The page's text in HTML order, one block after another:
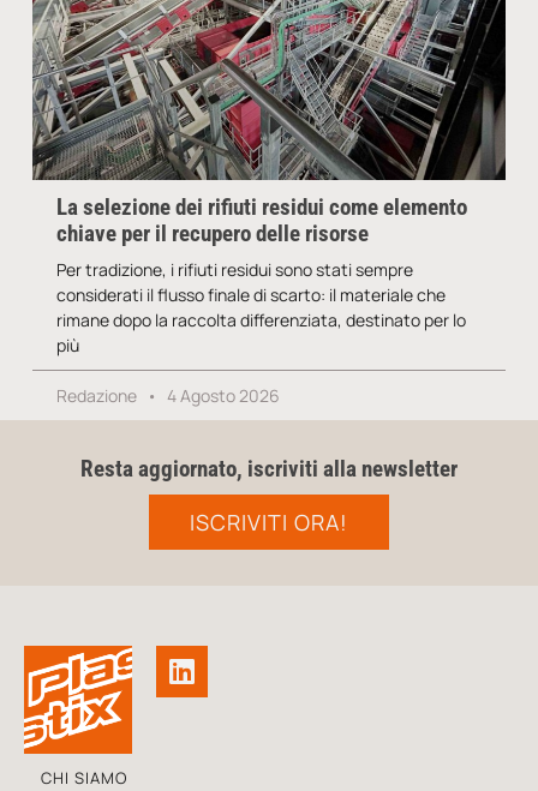
La selezione dei rifiuti residui come elemento
chiave per il recupero delle risorse
Per tradizione, i rifiuti residui sono stati sempre
considerati il flusso finale di scarto: il materiale che
rimane dopo la raccolta differenziata, destinato per lo
più
Redazione 4 Agosto 2026
Resta aggiornato, iscriviti alla newsletter
ISCRIVITI ORA!
CHI SIAMO